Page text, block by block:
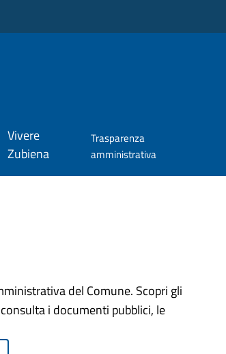
Vivere
Zubiena
Trasparenza
amministrativa
del Comune. Scopri gli
i documenti pubblici, le